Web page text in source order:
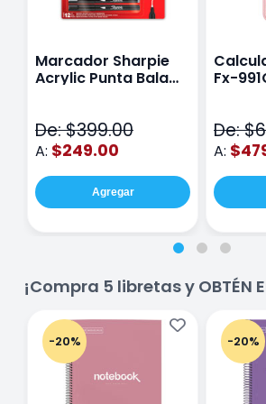
Marcador Sharpie
Acrylic Punta Bala
De: $399.00
A: $249.00
Agregar
Fx-
De:
A:
¡Compra 5 libretas y OBTÉN
-20% -20%